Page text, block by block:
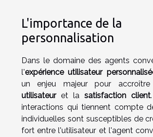
L'importance de la
personnalisation
Dans le domaine des agents
l'expérience utilisateur
un enjeu majeur pour
utilisateuret la satisfaction client
interactions qui tiennent compte
individuelles sont susceptibles de
fort entre l'utilisateur et l'agent